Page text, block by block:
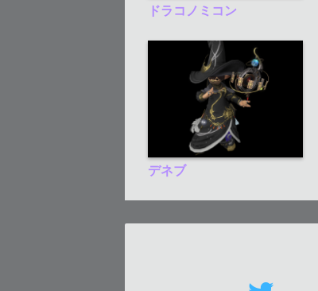
ドラコノミコン
デネブ